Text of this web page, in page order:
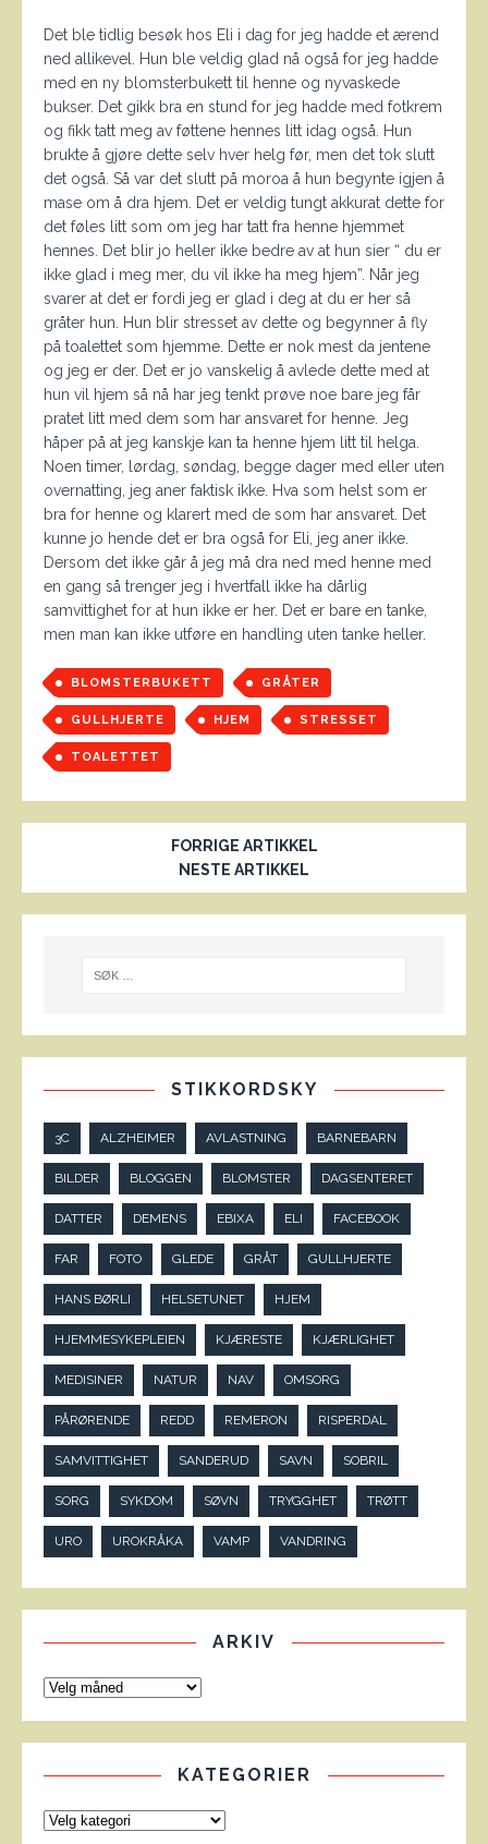
Det ble tidlig besøk hos Eli i dag for jeg hadde et ærend
ned allikevel. Hun ble veldig glad nå også for jeg hadde
med en ny blomsterbukett til henne og nyvaskede
bukser. Det gikk bra en stund for jeg hadde med fotkrem
og fikk tatt meg av føttene hennes litt idag også. Hun
brukte å gjøre dette selv hver helg før, men det tok slutt
det også. Så var det slutt på moroa å hun begynte igjen å
mase om å dra hjem. Det er veldig tungt akkurat dette for
det føles litt som om jeg har tatt fra henne hjemmet
hennes. Det blir jo heller ikke bedre av at hun sier “ du er
ikke glad i meg mer, du vil ikke ha meg hjem”. Når jeg
svarer at det er fordi jeg er glad i deg at du er her så
gråter hun. Hun blir stresset av dette og begynner å fly
på toalettet som hjemme. Dette er nok mest da jentene
og jeg er der. Det er jo vanskelig å avlede dette med at
hun vil hjem så nå har jeg tenkt prøve noe bare jeg får
pratet litt med dem som har ansvaret for henne. Jeg
håper på at jeg kanskje kan ta henne hjem litt til helga.
Noen timer, lørdag, søndag, begge dager med eller uten
overnatting, jeg aner faktisk ikke. Hva som helst som er
bra for henne og klarert med de som har ansvaret. Det
kunne jo hende det er bra også for Eli, jeg aner ikke.
Dersom det ikke går å jeg må dra ned med henne med
en gang så trenger jeg i hvertfall ikke ha dårlig
samvittighet for at hun ikke er her. Det er bare en tanke,
men man kan ikke utføre en handling uten tanke heller.
BLOMSTERBUKETT GRÅTER
GULLHJERTE HJEM STRESSET
TOALETTET
FORRIGE ARTIKKEL
NESTE ARTIKKEL
STIKKORDSKY
3C ALZHEIMER AVLASTNING BARNEBARN
BILDER BLOGGEN BLOMSTER DAGSENTERET
DATTER DEMENS EBIXA ELI FACEBOOK
FAR FOTO GLEDE GRÅT GULLHJERTE
HANS BØRLI HELSETUNET HJEM
HJEMMESYKEPLEIEN KJÆRESTE KJÆRLIGHET
MEDISINER NATUR NAV OMSORG
PÅRØRENDE REDD REMERON RISPERDAL
SAMVITTIGHET SANDERUD SAVN SOBRIL
SORG SYKDOM SØVN TRYGGHET TRØTT
URO UROKRÅKA VAMP VANDRING
ARKIV
KATEGORIER